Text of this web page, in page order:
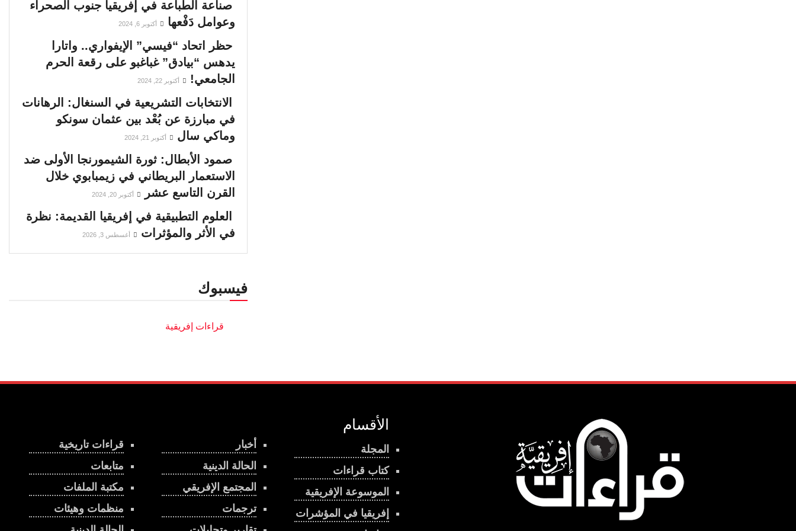
صناعة الطباعة في إفريقيا جنوب الصحراء
وعوامل دَفْعها
أكتوبر 6, 2024
حظر اتحاد “فيسي” الإيفواري.. واتارا
يدهس “بيادق” غباغبو على رقعة الحرم
الجامعي!
أكتوبر 22, 2024
الانتخابات التشريعية في السنغال: الرهانات
في مبارزة عن بُعْد بين عثمان سونكو
وماكي سال
أكتوبر 21, 2024
صمود الأبطال: ثورة الشيمورنجا الأولى ضد
الاستعمار البريطاني في زيمبابوي خلال
القرن التاسع عشر
أكتوبر 20, 2024
العلوم التطبيقية في إفريقيا القديمة: نظرة
في الأثر والمؤثرات
أغسطس 3, 2026
فيسبوك
قراءات تاريخية
متابعات
مكتبة الملفات
منظمات وهيئات
أخبار
الحالة الدينية
المجتمع الإفريقي
ترجمات
الأقسام
المجلة
كتاب قراءات
الموسوعة الإفريقية
إفريقيا في المؤشرات